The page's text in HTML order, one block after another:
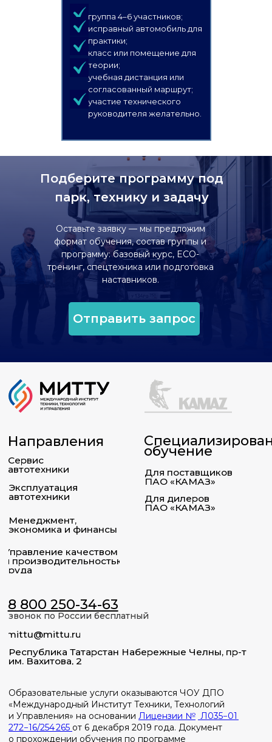
группа 4–6 участников;
исправный автомобиль для
практики;
класс или помещение для
теории;
учебная дистанция или
согласованный маршрут;
участие технического
руководителя желательно.
Подберите программу под
парк, технику и задачу
Оставьте заявку — мы предложим
формат обучения, состав группы и
программу: базовый курс, ECO-
тренинг, спецтехника или подготовка
наставников.
Отправить запрос